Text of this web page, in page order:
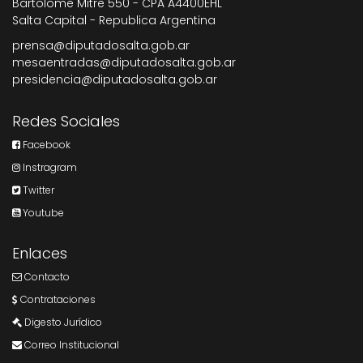
Salta Capital - Republica Argentina
prensa@diputadosalta.gob.ar
mesaentradas@diputadosalta.gob.ar
presidencia@diputadosalta.gob.ar
Redes Sociales
Facebook
Instragram
Twitter
Youtube
Enlaces
Contacto
Contrataciones
Digesto Jurídico
Correo Institucional